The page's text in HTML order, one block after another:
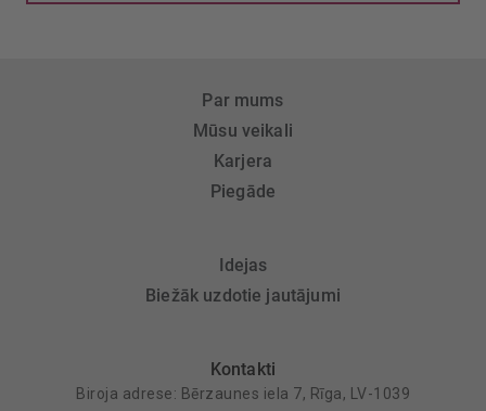
Par mums
Mūsu veikali
Karjera
Piegāde
Idejas
Biežāk uzdotie jautājumi
Kontakti
Biroja adrese: Bērzaunes iela 7, Rīga, LV-1039